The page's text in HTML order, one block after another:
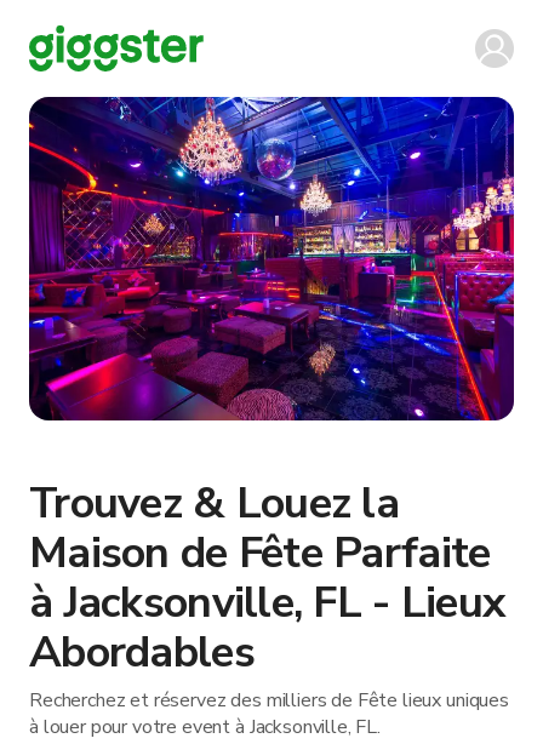
Trouvez & Louez la
Maison de Fête Parfaite
à Jacksonville, FL - Lieux
Abordables
Recherchez et réservez des milliers de Fête lieux uniques
à louer pour votre event à Jacksonville, FL.